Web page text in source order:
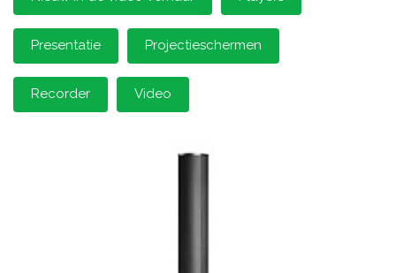
Presentatie Projectieschermen
Recorder Video